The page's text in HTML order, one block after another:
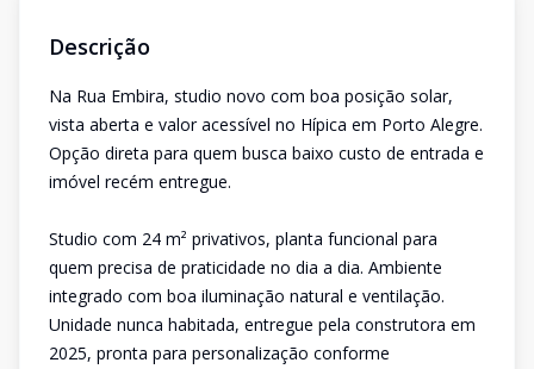
Descrição
Na Rua Embira, studio novo com boa posição solar,
vista aberta e valor acessível no Hípica em Porto Alegre.
Opção direta para quem busca baixo custo de entrada e
imóvel recém entregue.
Studio com 24 m² privativos, planta funcional para
quem precisa de praticidade no dia a dia. Ambiente
integrado com boa iluminação natural e ventilação.
Unidade nunca habitada, entregue pela construtora em
2025, pronta para personalização conforme